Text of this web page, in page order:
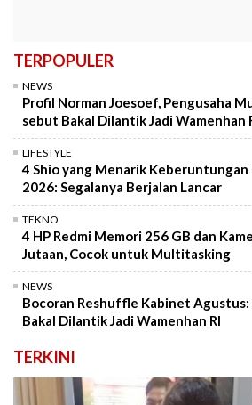
TERPOPULER
NEWS
Profil Norman Joesoef, Pengusaha
sebut Bakal Dilantik Jadi Wamenhan
LIFESTYLE
4 Shio yang Menarik
2026: Segalanya Berjalan Lancar
TEKNO
4 HP Redmi Memori 256 GB dan
Jutaan, Cocok untuk Multitasking
NEWS
Bocoran Reshuffle Kabinet Agustus:
Bakal Dilantik Jadi Wamenhan RI
TERKINI